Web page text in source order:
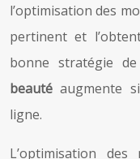
l’optimisation des
pertinent et
bonne stratégie de
beautéaugmente
ligne.
L’optimisation